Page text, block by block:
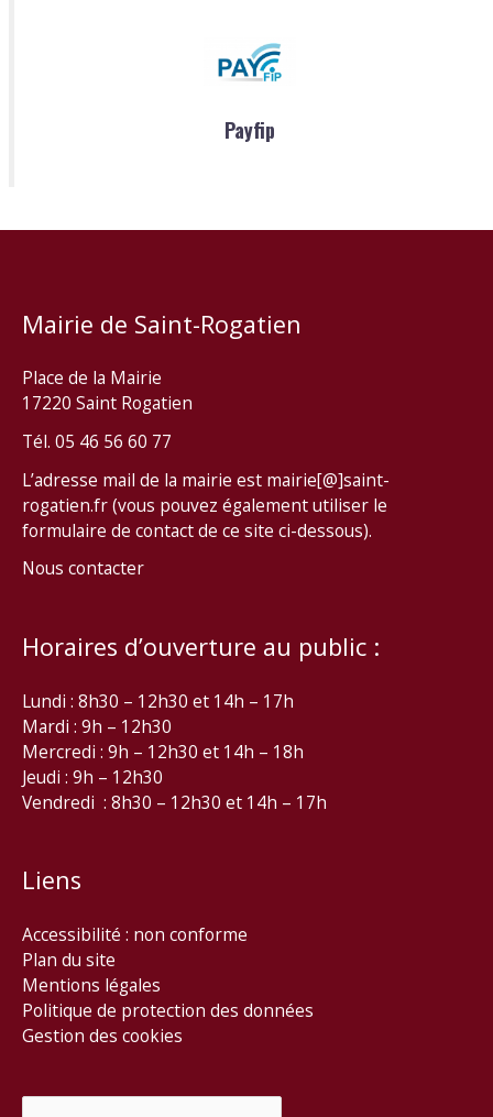
Payfip
Mairie de Saint-Rogatien
Place de la Mairie
17220 Saint Rogatien
Tél. 05 46 56 60 77
L’adresse mail de la mairie est mairie[@]saint-
rogatien.fr (vous pouvez également utiliser le
formulaire de contact de ce site ci-dessous).
Nous contacter
Horaires d’ouverture au public :
Lundi : 8h30 – 12h30 et 14h – 17h
Mardi : 9h – 12h30
Mercredi : 9h – 12h30 et 14h – 18h
Jeudi : 9h – 12h30
Vendredi : 8h30 – 12h30 et 14h – 17h
Liens
Accessibilité : non conforme
Plan du site
Mentions légales
Politique de protection des données
Gestion des cookies